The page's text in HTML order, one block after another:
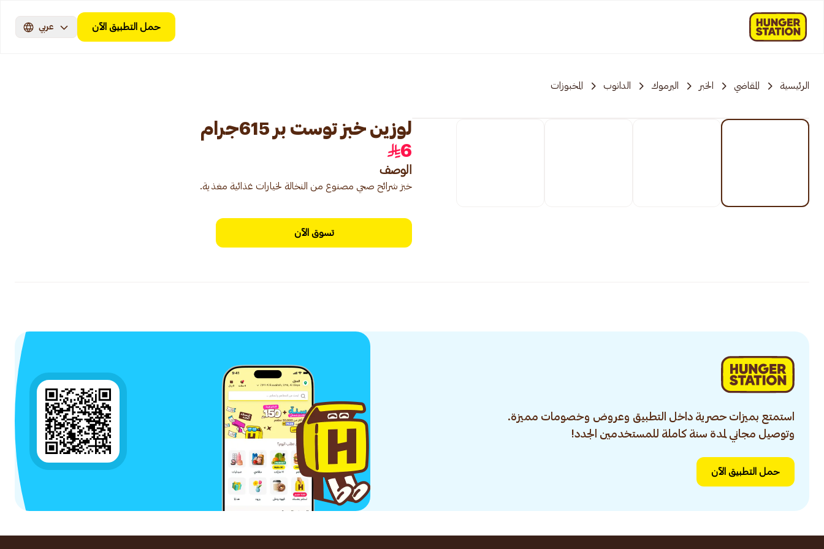
حمل التطبيق الآن عربي
الرئيسية المقاضي الخبر اليرموك الدانوب المخبوزات
لوزين خبز توست بر 615جرام
6
الوصف
خبز شرائح صحي مصنوع من النخالة لخيارات غذائية مغذية.
تسوق الآن
استمتع بميزات حصرية داخل التطبيق وعروض وخصومات مميزة.
وتوصيل مجاني لمدة سنة كاملة للمستخدمين الجدد!
حمل التطبيق الآن